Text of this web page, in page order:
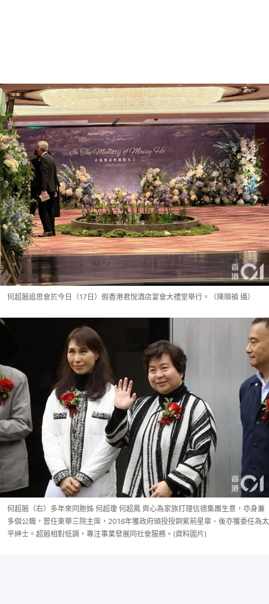
何超蕸追思會於今日（17日）假香港君悅酒店宴會大禮堂舉行。（陳順禎 攝）
何超蕸（右）多年來同胞姊 何超瓊 何超鳳 齊心為家族打理信德集團生意，亦身兼
多個公職，曾任東華三院主席，2016年獲政府頒授授銅紫荊星章、後亦獲委任為太
平紳士。超蕸相對低調，專注事業發展同社會服務。(資料圖片)